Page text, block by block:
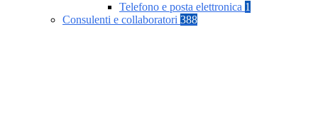
Telefono e posta elettronica 1
Consulenti e collaboratori 388